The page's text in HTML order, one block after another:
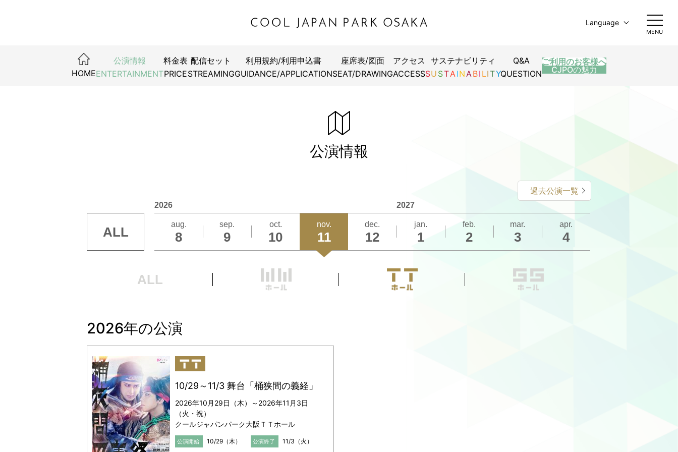
MENU
Language
简体中文
HOME
公演情報
ENTERTAINMENT
料金表
PRICE
配信セット
STREAMING
利用規約/利用申込書
GUIDANCE/APPLICATION
座席表/図面
SEAT/DRAWING
アクセス
ACCESS
サステナビリティ
S U ST A I N A B I LITY
Q&A
QUESTION
ご利用のお客様へ
CJPOの魅力
公演情報
過去公演一覧
ALL
2026
aug.
8
sep.
9
oct.
10
nov.
11
dec.
12
2027
jan.
1
feb.
2
mar.
3
apr.
4
ALL
2026年の公演
10/29～11/3 舞台「桶狭間の義経」
2026年10月29日（木）～2026年11月3日
（火・祝）
クールジャパンパーク大阪ＴＴホール
公演開始 10/29（木） 公演終了 11/3（火）
舞台「桶狭間の義経」
2026年10月31日（土）12:00/17:00開演
2026年11月3日（火・祝）12:00開演